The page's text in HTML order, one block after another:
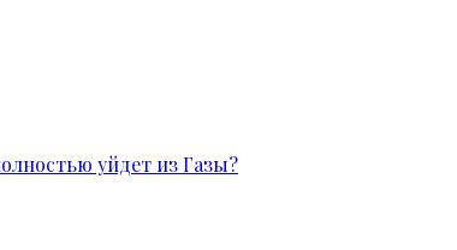
уйдет из Газы?